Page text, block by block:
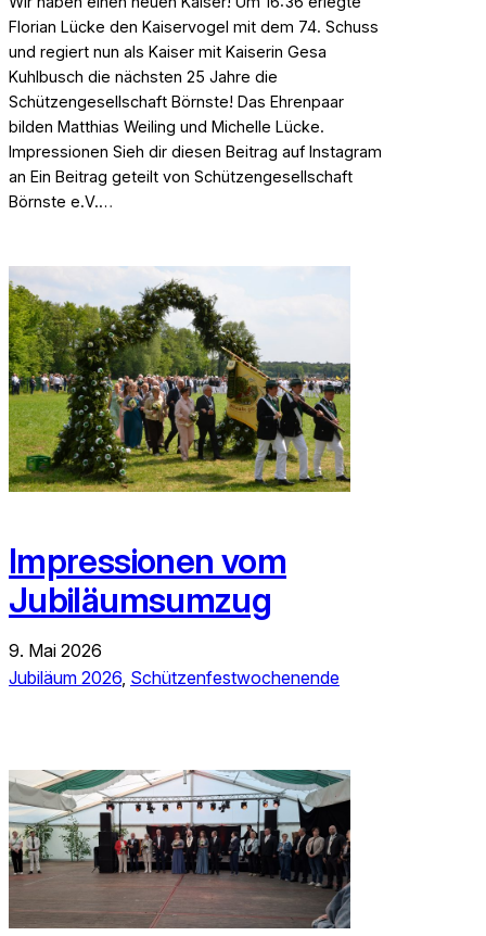
Florian Lücke den Kaiservogel mit dem 74. Schuss
und regiert nun als Kaiser mit Kaiserin Gesa
Kuhlbusch die nächsten 25 Jahre die
Schützengesellschaft Börnste! Das Ehrenpaar
bilden Matthias Weiling und Michelle Lücke.
Impressionen Sieh dir diesen Beitrag auf Instagram
an Ein Beitrag geteilt von Schützengesellschaft
Börnste e.V.…
Impressionen vom
Jubiläumsumzug
9. Mai 2026
Jubiläum 2026, Schützenfestwochenende